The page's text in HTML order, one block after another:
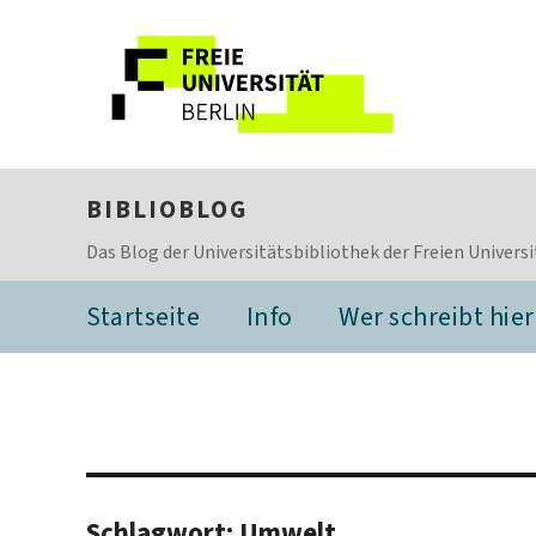
BIBLIOBLOG
Das Blog der Universitätsbibliothek der Freien
Startseite Info Wer schreibt